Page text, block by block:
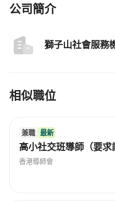
公司簡介
獅子山社會服務
相似職位
兼職 最新
高小社交班導師（要求
香港導師會